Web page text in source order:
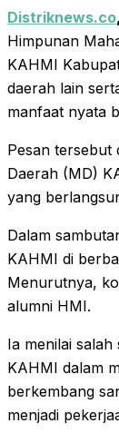
Distriknews.co
Himpunan
KAHMI
daerah lain
manfaat nyata
Pesan tersebut
Daerah (MD)
yang
Dalam
KAHMI di
Menurutnya,
alumni HMI.
Ia menilai
KAHMI dalam
berkembang
menjadi